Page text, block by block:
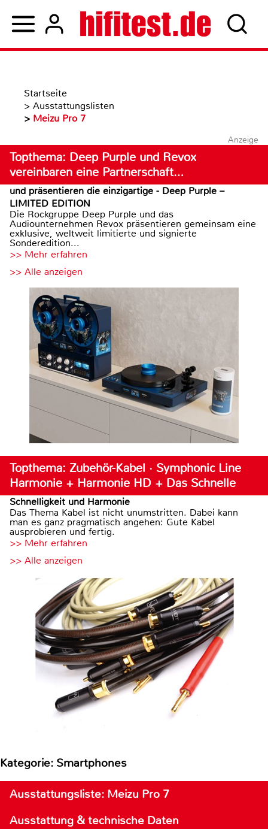
Startseite
> Ausstattungslisten
> Meizu Pro 7
Anzeige
Topthema: Deep Purple und Revox
vereinbaren eine Partnerschaft…
und präsentieren die einzigartige - Deep Purple –
LIMITED EDITION
Die Rockgruppe Deep Purple und das
Audiounternehmen Revox präsentieren gemeinsam eine
exklusive, weltweit limitierte und signierte
Sonderedition...
>> Mehr erfahren
>> Alle anzeigen
Topthema: Zubehör-Kabel · Symphonic Line
Harmonie + Harmonie HD + Das Schnelle
Schnelligkeit und Harmonie
Das Thema Kabel ist nicht unumstritten. Dabei kann
man es ganz pragmatisch angehen: Gute Kabel
ausprobieren und fertig.
>> Mehr erfahren
>> Alle anzeigen
Kategorie: Smartphones
Ausstattungsliste: Meizu Pro 7
Ausstattung & technische Daten